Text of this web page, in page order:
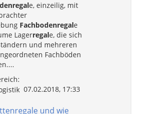
regale, einzeilig, mit
Fachbodenregale
Lagerregale, die sich
und mehreren
Fachböden
07.02.2018, 17:33
und wie